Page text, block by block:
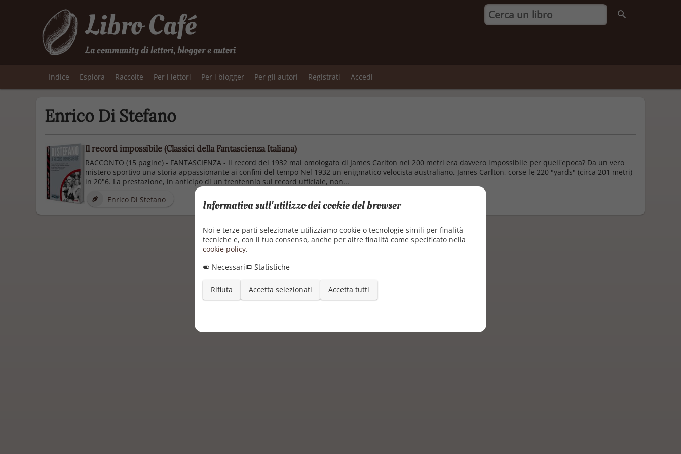
Libro Café
La community di lettori, blogger e autori
Indice Esplora Raccolte Per i lettori Per i blogger Per gli autori Registrati Accedi
Enrico Di Stefano
Il record impossibile (Classici della Fantascienza Italiana)
RACCONTO (15 pagine) - FANTASCIENZA - Il record del 1932 mai omologato di James Carlton nei 200 metri era davvero impossibile per quell'epoca? Da un vero
mistero sportivo una storia appassionante ai confini del tempo Nel 1932 un enigmatico velocista australiano, James Carlton, corse le 220 "yards" (circa 201 metri)
in 20"6. La prestazione, in anticipo di un trentennio sul record ufficiale, non...
Enrico Di Stefano
Informativa sull'utilizzo dei cookie del browser
Noi e terze parti selezionate utilizziamo cookie o tecnologie simili per finalità
tecniche e, con il tuo consenso, anche per altre finalità come specificato nella
cookie policy.
Necessari
Statistiche
Rifiuta Accetta selezionati Accetta tutti